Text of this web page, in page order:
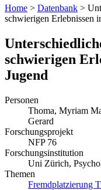
Home > Datenbank >
schwierigen Erlebnissen
schwierigen
Jugend
Personen
Thoma, Myriam
Gerard
Forschungsprojekt
NFP 76
Forschungsinstitution
Uni Zürich,
Themen
Fremdplatzierung